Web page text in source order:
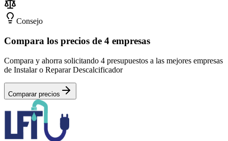
Consejo
Compara los precios de 4 empresas
Compara y ahorra solicitando 4 presupuestos a las mejores empresas
de Instalar o Reparar Descalcificador
Comparar precios